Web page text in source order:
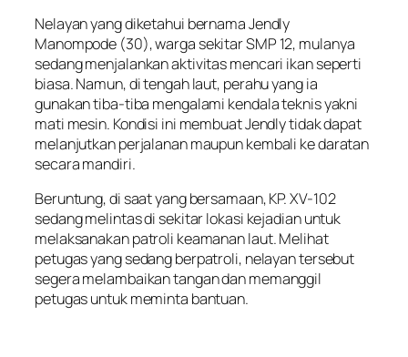
Nelayan yang diketahui bernama Jendly
Manompode (30), warga sekitar SMP 12, mulanya
sedang menjalankan aktivitas mencari ikan seperti
biasa. Namun, di tengah laut, perahu yang ia
gunakan tiba-tiba mengalami kendala teknis yakni
mati mesin. Kondisi ini membuat Jendly tidak dapat
melanjutkan perjalanan maupun kembali ke daratan
secara mandiri.
Beruntung, di saat yang bersamaan, KP. XV-102
sedang melintas di sekitar lokasi kejadian untuk
melaksanakan patroli keamanan laut. Melihat
petugas yang sedang berpatroli, nelayan tersebut
segera melambaikan tangan dan memanggil
petugas untuk meminta bantuan.